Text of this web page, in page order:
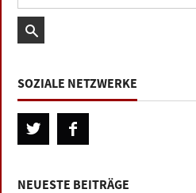
SOZIALE NETZWERKE
NEUESTE BEITRÄGE